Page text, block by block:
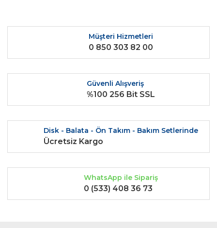
Müşteri Hizmetleri
0 850 303 82 00
Güvenli Alışveriş
%100 256 Bit SSL
Disk - Balata - Ön Takım - Bakım Setlerinde
Ücretsiz Kargo
WhatsApp ile Sipariş
0 (533) 408 36 73